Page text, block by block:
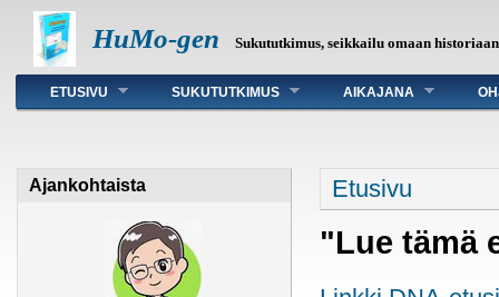
HuMo-gen Sukututkimus, seikkailu omaan historiaan
Päävalikko
ETUSIVU SUKUTUTKIMUS AIKAJANA
Ajankohtaista Olet täällä
Etusivu
"Lue tämä